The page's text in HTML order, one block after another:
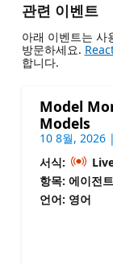
관련 이벤트
아래 이벤트는 사
방문하세요.
합니다.
Model
Models
10 8월, 2026
서식:
항목: 에이전트
언어: 영어